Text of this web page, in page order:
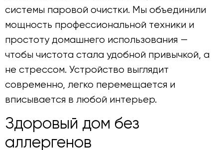
системы паровой очистки. Мы объединили
мощность профессиональной техники и
простоту домашнего использования —
чтобы чистота стала удобной привычкой, а
не стрессом. Устройство выглядит
современно, легко перемещается и
вписывается в любой интерьер.
Здоровый дом без
аллергенов